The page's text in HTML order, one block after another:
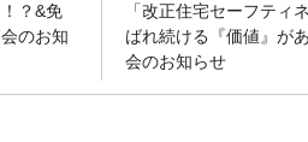
？&免
のお知
「改正住宅セーフティ
ばれ続ける『価値』が
会のお知らせ